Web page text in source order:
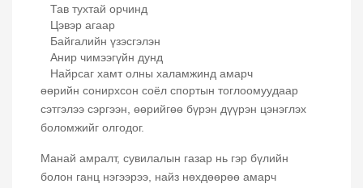
Тав тухтай орчинд
Цэвэр агаар
Байгалийн үзэсгэлэн
Анир чимээгүйн дунд
Найрсаг хамт олны халамжинд амарч
өөрийн сонирхсон соёл спортын тоглоомуудаар
сэтгэлээ сэргээн, өөрийгөө бүрэн дүүрэн цэнэглэх
боломжийг олгодог.
Манай амралт, сувилалын газар нь гэр бүлийн
болон ганц нэгээрээ, найз нөхдөөрөө амарч